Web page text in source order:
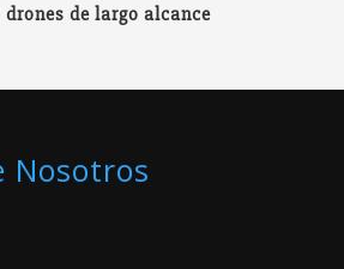
drones de largo alcance
Nosotros